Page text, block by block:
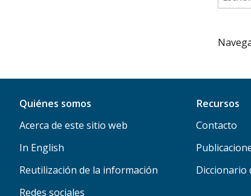
Quiénes somos
Acerca de este sitio web
In English
Reutilización de la información
Redes sociales
Recursos
Contacto
Diccionario